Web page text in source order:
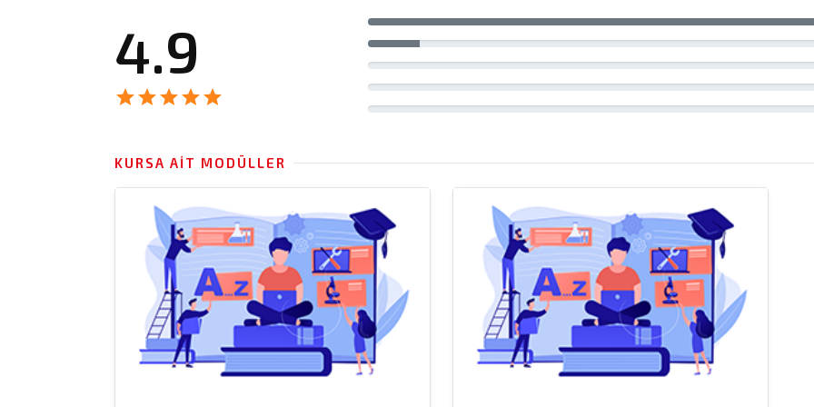
4.9
starstarstarstarstar
KURSA AIT MODÜLLER